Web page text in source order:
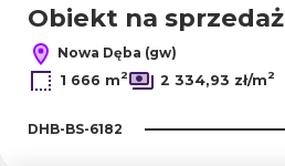
Obiekt na sprzedaż
Nowa Dęba (gw)
1 666 m2 2 334,93 zł/m2
DHB-BS-6182